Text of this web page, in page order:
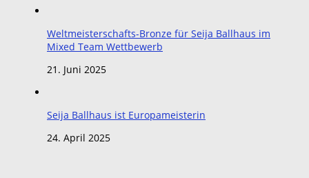
Weltmeisterschafts-Bronze für Seija Ballhaus im
Mixed Team Wettbewerb
21. Juni 2025
Seija Ballhaus ist Europameisterin
24. April 2025